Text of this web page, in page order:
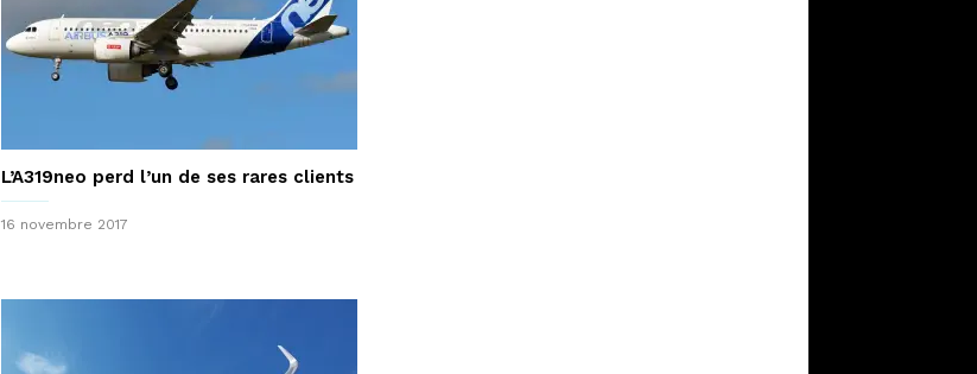
L’A319neo perd l’un de ses rares clients
16 novembre 2017